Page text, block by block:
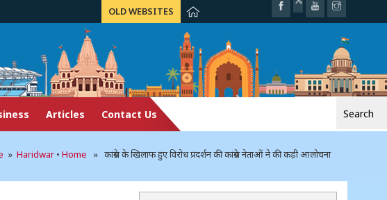
OLD WEBSITES
Articles Contact Us
» Haridwar • Home » कांग्रेस के खिलाफ हुए विरोध प्रदर्शन की कांग्रेस नेताओं ने की कड़ी आलोचना